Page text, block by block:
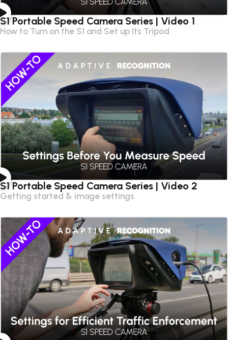
S1 Portable Speed Camera Series | Video 1
How to Turn on the S1 and Set up Its Tripod
S1 Portable Speed Camera Series | Video 2
Getting started & image settings